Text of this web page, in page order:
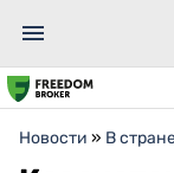
Новости » В